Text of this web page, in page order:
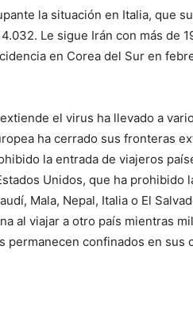
la situación en Italia, que
Le sigue Irán con más de
en Corea del Sur en
el virus ha llevado a
ha cerrado sus fronteras
la entrada de viajeros
Unidos, que ha
Mala, Nepal, Italia o El
al viajar a otro país mientras
permanecen confinados en sus